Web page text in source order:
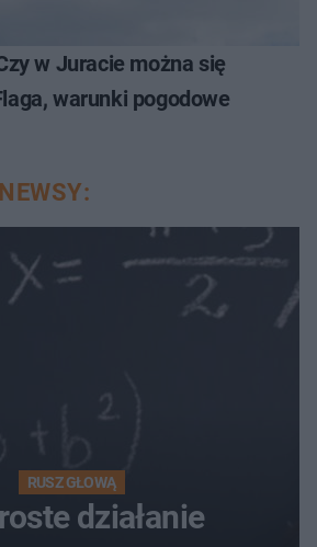
w Juracie można się
warunki pogodowe
RUSZ GŁOWĄ
działanie